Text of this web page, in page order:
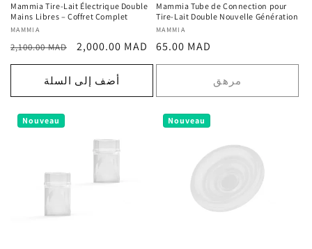
Mammia Tire-Lait Électrique Double
Mains Libres – Coffret Complet
المورد
:
MAMMIA
السعر
العادي
2,100.00 MAD
سعر
ترويجي
2,000.00 MAD
أضف إلى السلة
Mammia Tube de Connection pour
Tire-Lait Double Nouvelle Génération
المورد
:
MAMMIA
السعر
العادي
65.00 MAD
مرهق
Nouveau Nouveau